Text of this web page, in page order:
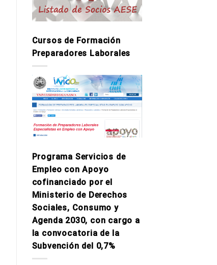
Cursos de Formación
Preparadores Laborales
Programa Servicios de
Empleo con Apoyo
cofinanciado por el
Ministerio de Derechos
Sociales, Consumo y
Agenda 2030, con cargo a
la convocatoria de la
Subvención del 0,7%